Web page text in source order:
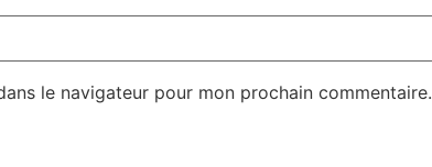
le navigateur pour mon prochain commentaire.